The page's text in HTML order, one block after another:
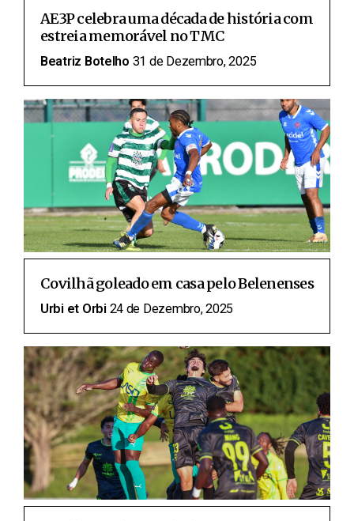
AE3P celebra uma década de história com
estreia memorável no TMC
Beatriz Botelho 31 de Dezembro, 2025
Covilhã goleado em casa pelo Belenenses
Urbi et Orbi 24 de Dezembro, 2025